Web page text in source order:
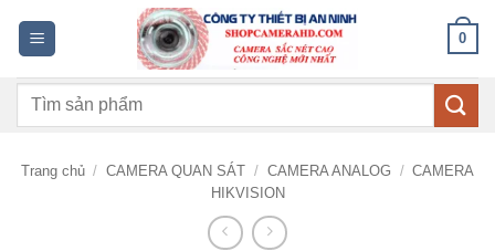
dung
0
Tìm
Trang chủ / CAMERA QUAN SÁT / CAMERA ANALOG / CAMERA
HIKVISION